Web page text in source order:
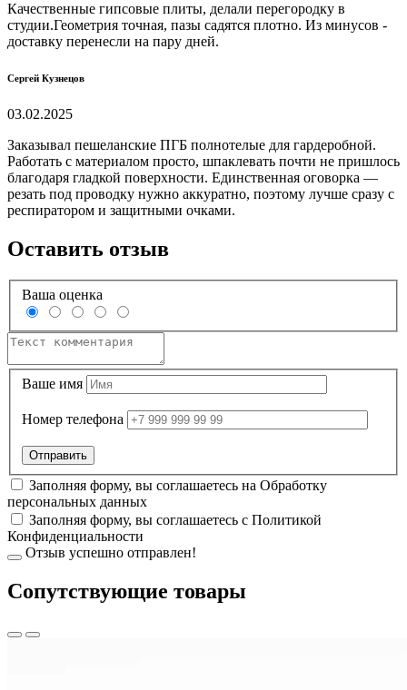
Качественные гипсовые плиты, делали перегородку в
студии.Геометрия точная, пазы садятся плотно. Из минусов -
доставку перенесли на пару дней.
Сергей Кузнецов
03.02.2025
Заказывал пешеланские ПГБ полнотелые для гардеробной.
Работать с материалом просто, шпаклевать почти не пришлось
благодаря гладкой поверхности. Единственная оговорка —
резать под проводку нужно аккуратно, поэтому лучше сразу с
респиратором и защитными очками.
Оставить отзыв
Ваша оценка
Ваше имя
Номер телефона
Заполняя форму, вы соглашаетесь на Обработку
персональных данных
Заполняя форму, вы соглашаетесь с Политикой
Конфиденциальности
Отзыв успешно отправлен!
Cопутствующие товары